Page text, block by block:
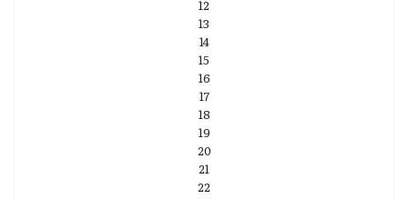
12
13
14
15
16
17
18
19
20
21
22